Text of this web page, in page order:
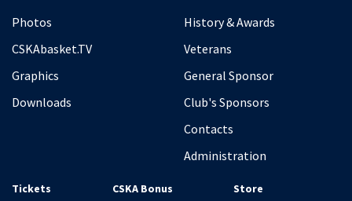
Photos
CSKAbasket.TV
Graphics
Downloads
History & Awards
Veterans
General Sponsor
Club's Sponsors
Contacts
Administration
Tickets CSKA Bonus Store